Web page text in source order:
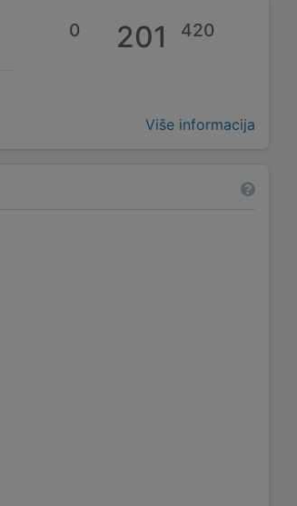
0 201 420
Više informacija